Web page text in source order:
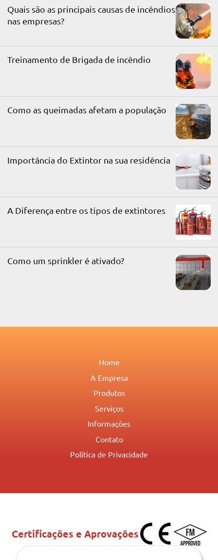
Quais são as principais causas de incêndios
nas empresas?
Treinamento de Brigada de incêndio
Como as queimadas afetam a população
Importância do Extintor na sua residência
A Diferença entre os tipos de extintores
Como um sprinkler é ativado?
Home
A Empresa
Produtos
Serviços
Informações
Contato
Política de Privacidade
Certificações e Aprovações